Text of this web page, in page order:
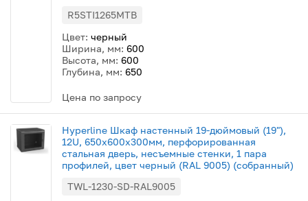
R5STI1265MTB
Цвет: черный
Ширина, мм: 600
Высота, мм: 600
Глубина, мм: 650
Цена по запросу
Hyperline Шкаф настенный 19-дюймовый (19"),
12U, 650x600х300мм, перфорированная
стальная дверь, несъемные стенки, 1 пара
профилей, цвет черный (RAL 9005) (собранный)
TWL-1230-SD-RAL9005